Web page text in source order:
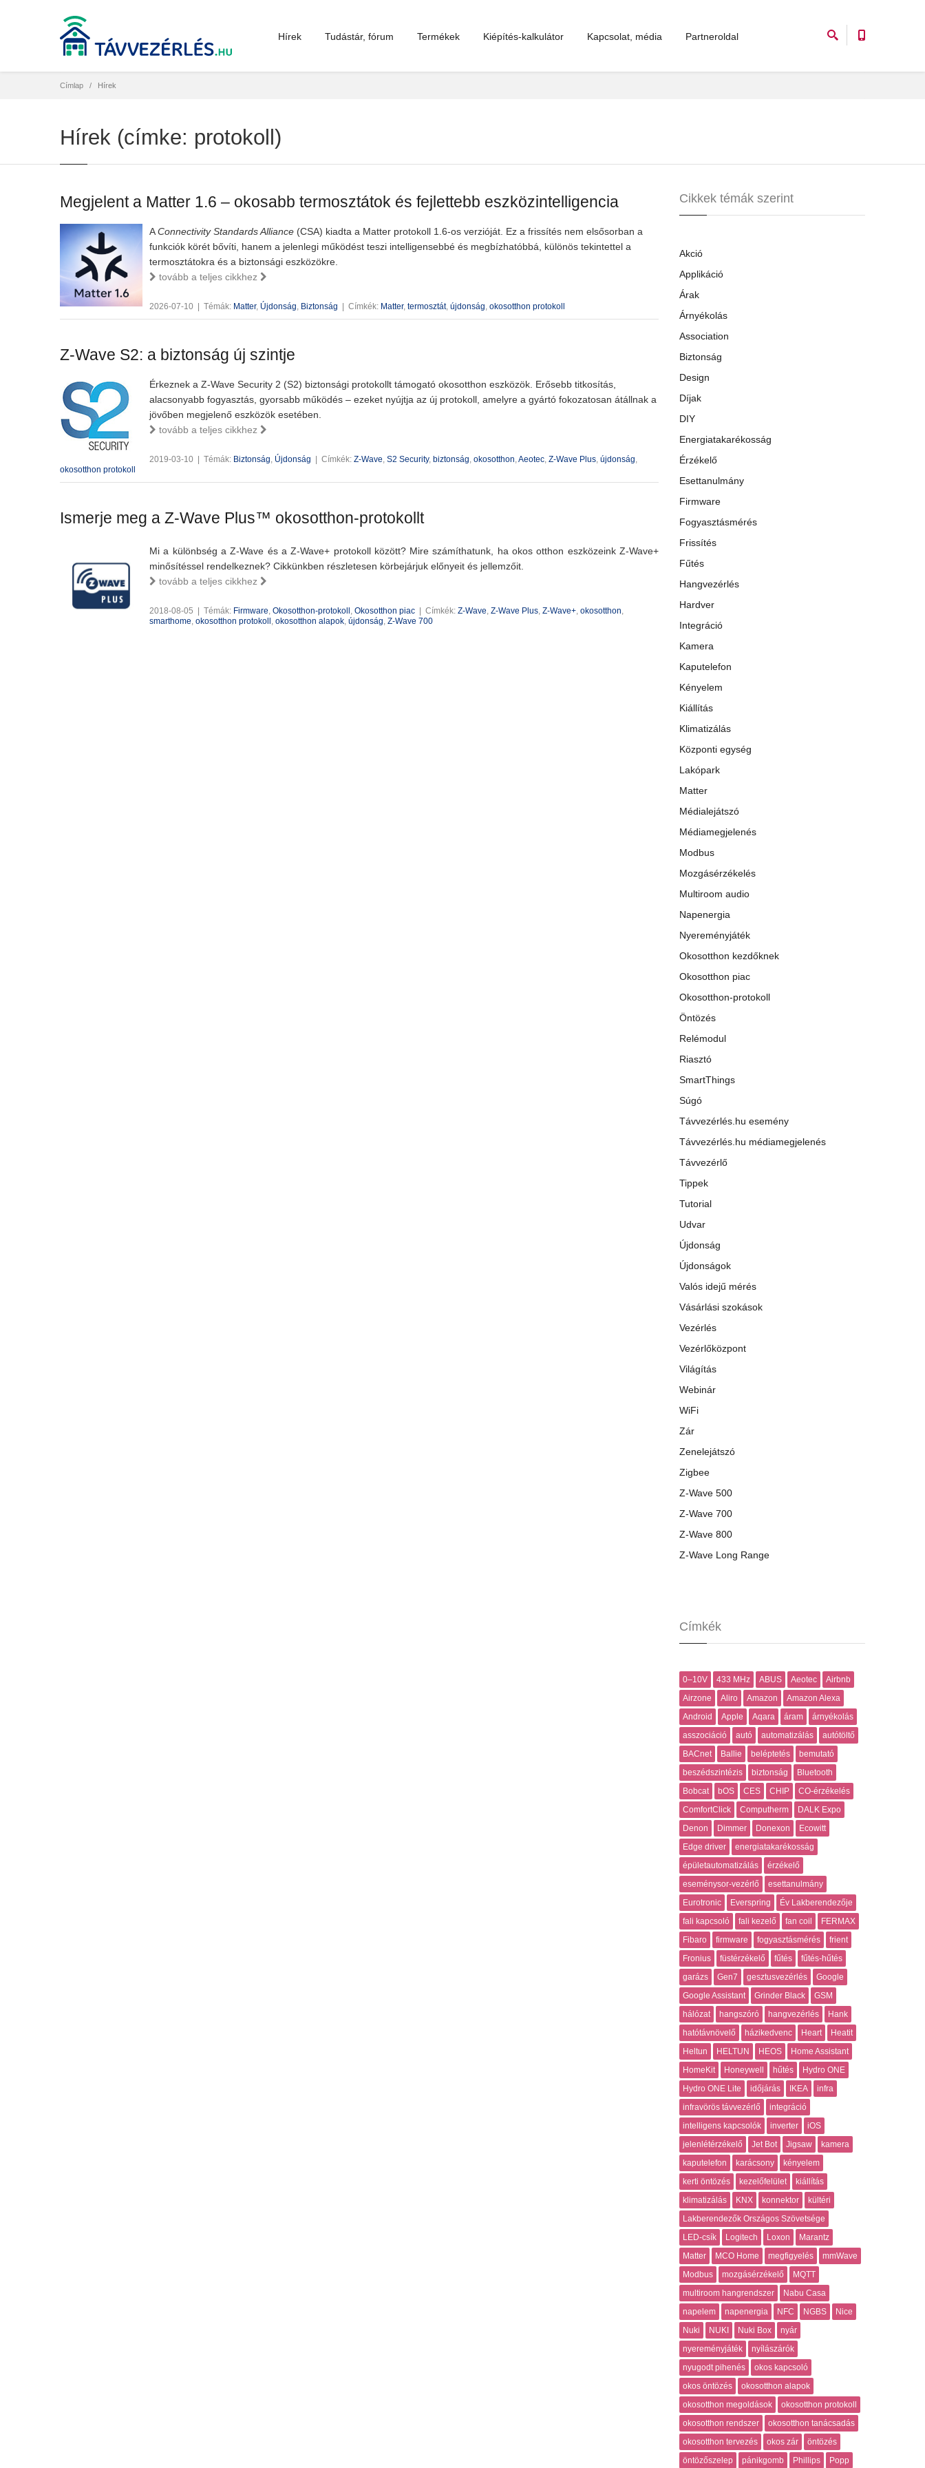
Hírek Tudástár, fórum Termékek Kiépítés-kalkulátor Kapcsolat, média Partneroldal
Címlap Hírek
Hírek (címke: protokoll)
Megjelent a Matter 1.6 – okosabb termosztátok és fejlettebb eszközintelligencia
AConnectivity Standards Alliance (CSA) kiadta a Matter protokoll 1.6-os verzióját. Ez a frissítés nem elsősorban a
funkciók körét bővíti, hanem a jelenlegi működést teszi intelligensebbé és megbízhatóbbá, különös tekintettel a
termosztátokra és a biztonsági eszközökre.
tovább a teljes cikkhez
2026-07-10 Témák: Matter, Újdonság, Biztonság Címkék: Matter, termosztát, újdonság, okosotthon protokoll
Z-Wave S2: a biztonság új szintje
Érkeznek a Z-Wave Security 2 (S2) biztonsági protokollt támogató okosotthon eszközök. Erősebb titkosítás,
alacsonyabb fogyasztás, gyorsabb működés – ezeket nyújtja az új protokoll, amelyre a gyártó fokozatosan átállnak a
jövőben megjelenő eszközök esetében.
tovább a teljes cikkhez
2019-03-10 Témák: Biztonság, Újdonság Címkék: Z-Wave, S2 Security, biztonság, okosotthon,Aeotec, Z-Wave Plus, újdonság,
okosotthon protokoll
Ismerje meg a Z-Wave Plus™ okosotthon-protokollt
Mi a különbség a Z-Wave és a Z-Wave+ protokoll között? Mire számíthatunk, ha okos otthon eszközeink Z-Wave+
minősítéssel rendelkeznek? Cikkünkben részletesen körbejárjuk előnyeit és jellemzőit.
tovább a teljes cikkhez
2018-08-05 Témák: Firmware, Okosotthon-protokoll , Okosotthon piac Címkék: Z-Wave, Z-Wave Plus, Z-Wave+, okosotthon,
smarthome, okosotthon protokoll , okosotthon alapok, újdonság, Z-Wave 700
Cikkek témák szerint
Akció
Applikáció
Árak
Árnyékolás
Association
Biztonság
Design
Díjak
DIY
Energiatakarékosság
Érzékelő
Esettanulmány
Firmware
Fogyasztásmérés
Frissítés
Fűtés
Hangvezérlés
Hardver
Integráció
Kamera
Kaputelefon
Kényelem
Kiállítás
Klimatizálás
Központi egység
Lakópark
Matter
Médialejátszó
Médiamegjelenés
Modbus
Mozgásérzékelés
Multiroom audio
Napenergia
Nyereményjáték
Okosotthon kezdőknek
Okosotthon piac
Okosotthon-protokoll
Öntözés
Relémodul
Riasztó
SmartThings
Súgó
Távvezérlés.hu esemény
Távvezérlés.hu médiamegjelenés
Távvezérlő
Tippek
Tutorial
Udvar
Újdonság
Újdonságok
Valós idejű mérés
Vásárlási szokások
Vezérlés
Vezérlőközpont
Világítás
Webinár
WiFi
Zár
Zenelejátszó
Zigbee
Z-Wave 500
Z-Wave 700
Z-Wave 800
Z-Wave Long Range
Címkék
0–10V 433 MHz ABUS Aeotec
Airbnb
Airzone
Aliro Amazon
Amazon Alexa
Android
Apple Aqara áram
árnyékolás
asszociáció
autó automatizálás
autótöltő
BACnet
Ballie beléptetés
bemutató
beszédszintézis
biztonság
Bluetooth
Bobcat
bOS CES CHIP
CO-érzékelés
ComfortClick
Computherm
DALK Expo
Denon
Dimmer Donexon
Ecowitt
Edge driver
energiatakarékosság
épületautomatizálás
érzékelő
eseménysor-vezérlő
esettanulmány
Eurotronic
Everspring
Év Lakberendezője
fali kapcsoló
fali kezelő fan coil
FERMAX
Fibaro
firmware fogyasztásmérés
frient
Fronius
füstérzékelő fűtés
fűtés-hűtés
garázs
Gen7 gesztusvezérlés
Google
Google Assistant
Grinder Black
GSM
hálózat
hangszóró hangvezérlés
Hank
hatótávnövelő
házikedvenc Heart
Heatit
Heltun
HELTUN HEOS
Home Assistant
HomeKit
Honeywell hűtés
Hydro ONE
Hydro ONE Lite
időjárás IKEA
infra
infravörös távvezérlő
integráció
intelligens kapcsolók
inverter
iOS
jelenlétérzékelő
Jet Bot Jigsaw
kamera
kaputelefon
karácsony
kényelem
kerti öntözés
kezelőfelület
kiállítás
klimatizálás
KNX konnektor
kültéri
Lakberendezők Országos Szövetsége
LED-csík
Logitech Loxon
Marantz
Matter
MCO Home megfigyelés
mmWave
Modbus
mozgásérzékelő
MQTT
multiroom hangrendszer
Nabu Casa
napelem
napenergia NFC NGBS
Nice
Nuki
NUKI Nuki Box
nyár
nyereményjáték
nyílászárók
nyugodt pihenés
okos kapcsoló
okos öntözés
okosotthon alapok
okosotthon megoldások
okosotthon protokoll
okosotthon rendszer
okosotthon tanácsadás
okosotthon tervezés
okos zár
öntözés
öntözőszelep
pánikgomb Phillips Popp